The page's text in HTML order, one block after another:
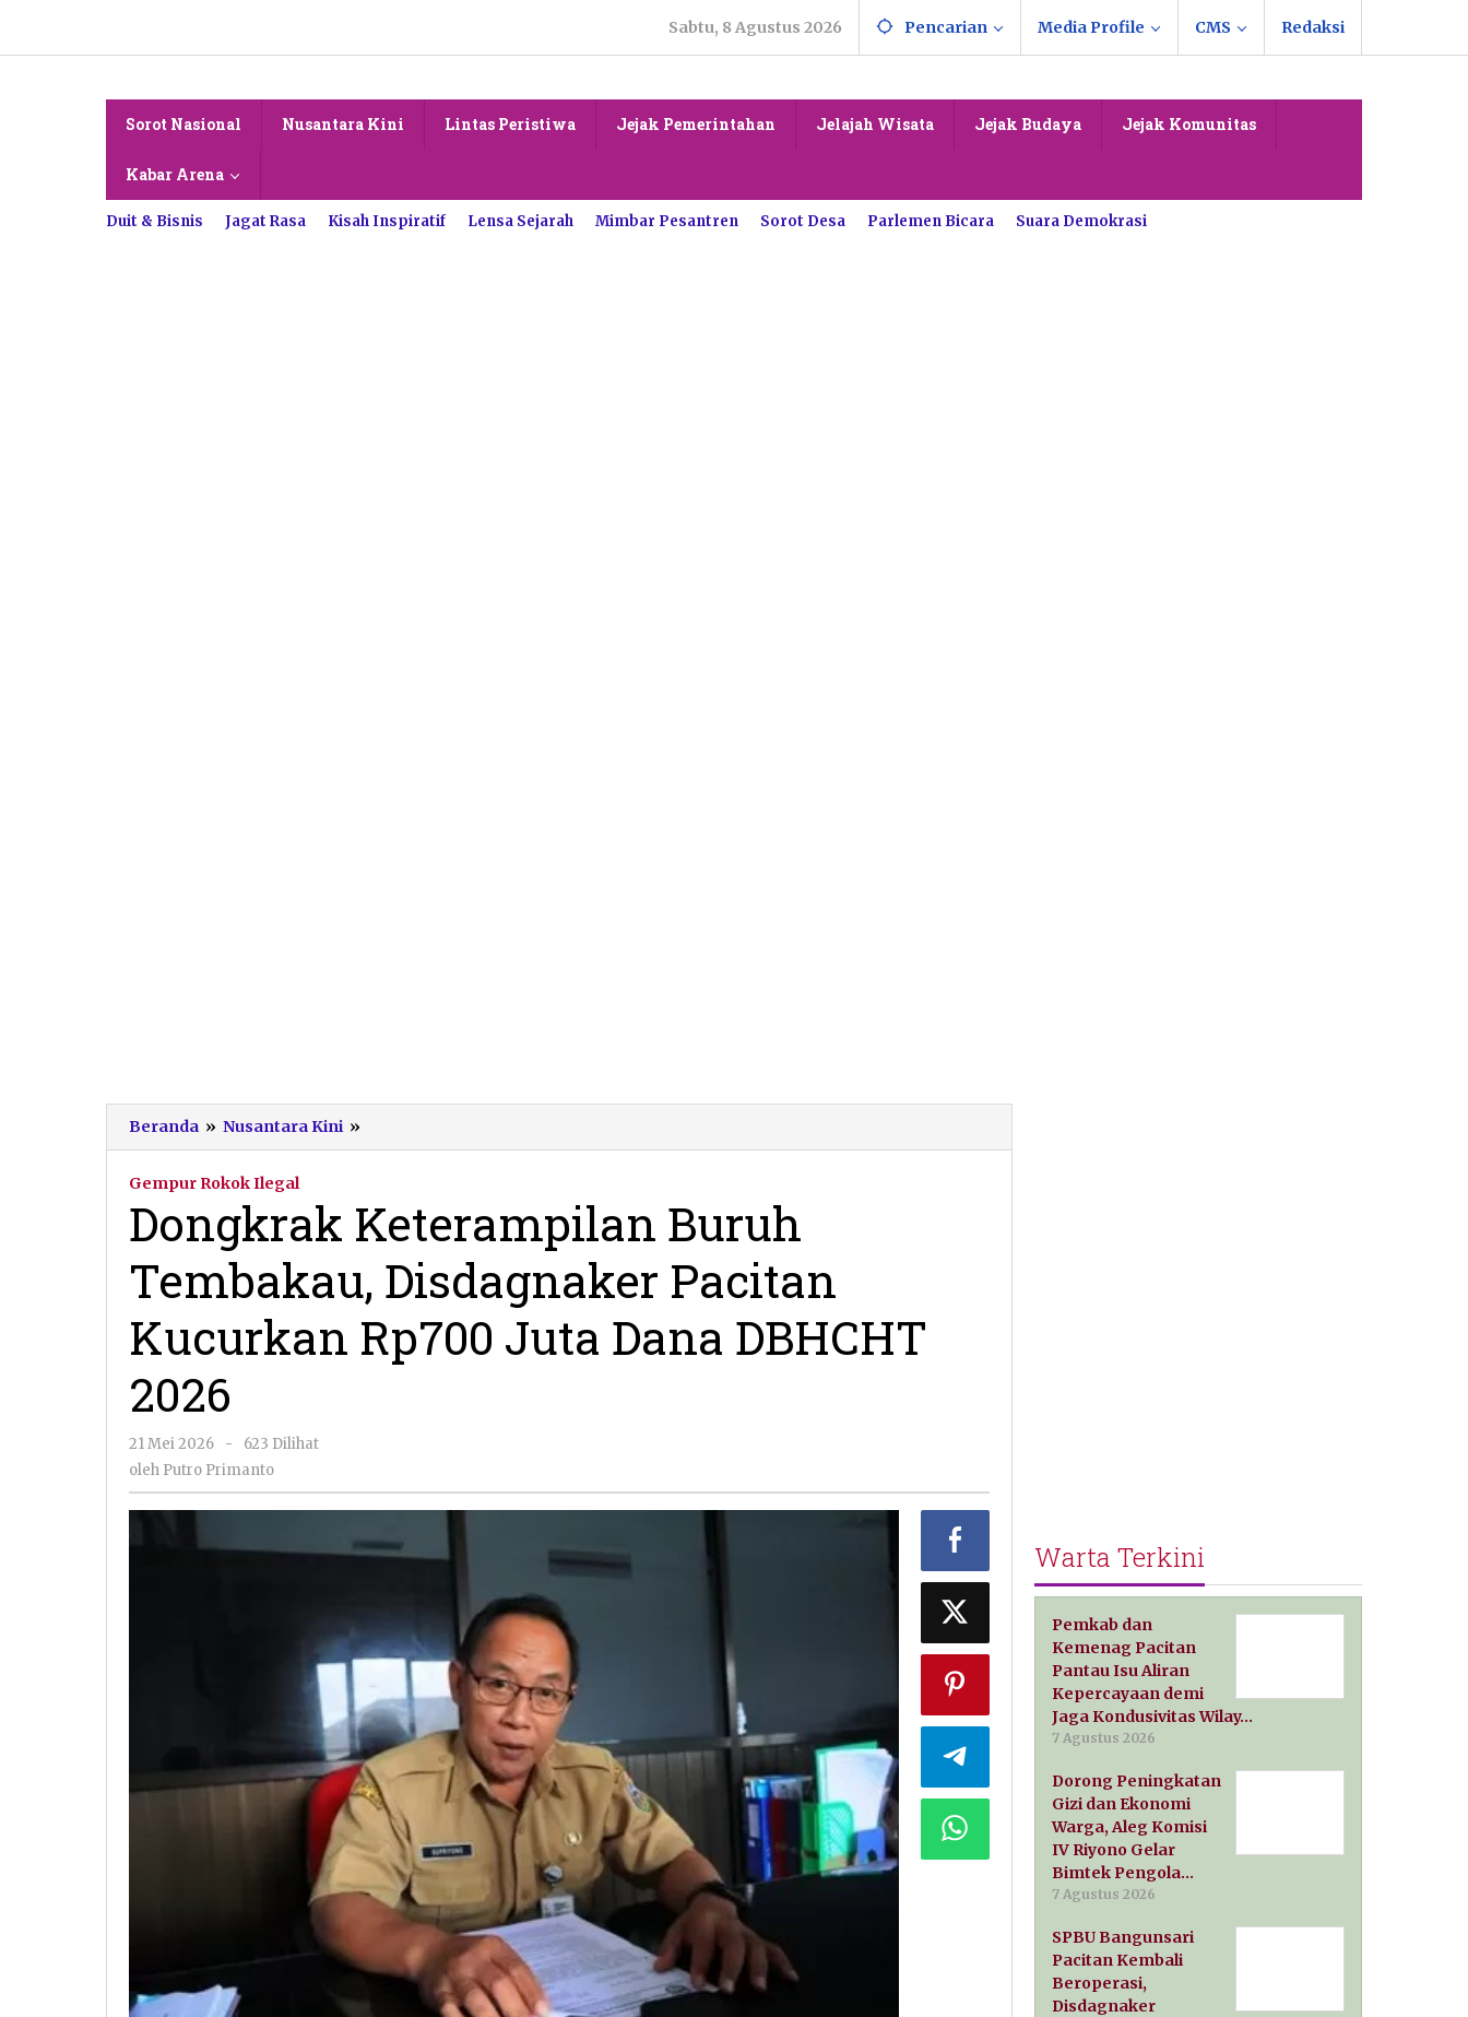
konten
Sabtu, 8 Agustus 2026 Pencarian Media Profile CMS Redaksi
Sorot Nasional Nusantara Kini Lintas Peristiwa Jejak Pemerintahan Jelajah Wisata Jejak Budaya Jejak Komunitas
Kabar Arena
Duit & Bisnis Jagat Rasa Kisah Inspiratif Lensa Sejarah Mimbar Pesantren Sorot Desa Parlemen Bicara Suara Demokrasi
Beranda » Nusantara Kini »
Keterampilan
Disdagnaker
Pacitan
Kucurkan
Rp700
Juta
Dana
DBHCHT
Gempur Rokok Ilegal
Dongkrak Keterampilan Buruh
Tembakau, Disdagnaker Pacitan
Kucurkan Rp700 Juta Dana DBHCHT
2026
21 Mei 2026
oleh
Putro
-
623 Dilihat
oleh Putro Primanto
Warta Terkini
Pemkab dan
Kemenag Pacitan
Pantau Isu Aliran
Kepercayaan demi
Jaga Kondusivitas Wilay…
7 Agustus 2026
Dorong Peningkatan
Gizi dan Ekonomi
Warga, Aleg Komisi
IV Riyono Gelar
Bimtek Pengola…
7 Agustus 2026
SPBU Bangunsari
Pacitan Kembali
Beroperasi,
Disdagnaker